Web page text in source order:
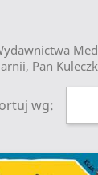
Pan
wg: